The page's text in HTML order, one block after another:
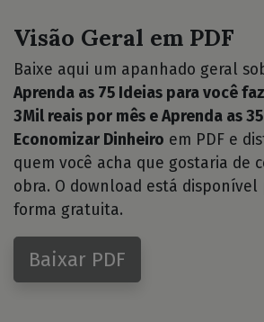
Visão Geral em PDF
Baixe aqui um apanhado geral
Aprenda as 75 Ideias para você
3Mil reais por mês e Aprenda as
Economizar Dinheiro em PDF e
quem você acha que gostaria de
obra. O download está disponível
forma gratuita.
Baixar PDF